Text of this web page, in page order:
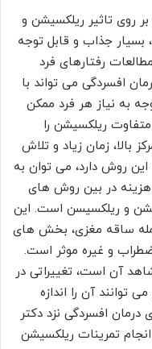
روی تاثیر ریلکسیشن و
جذاب و قابل توجه
رفتارهای فرد
افسردگی می تواند با
به نیاز هر فرد ممکن
ریلکسیشن را
بالا، زمان زیاد و تلاش
روش دارد، می توان به
هزینه در بین روش های
و ریلکسیسن است. این
ساقه مغزی، بخش های
و غیره موثر است.
شاهد آن است، تغییراتی در
آن را اندازه
درمان افسردگی نزد دکتر
تمرینات ریلکسیشن